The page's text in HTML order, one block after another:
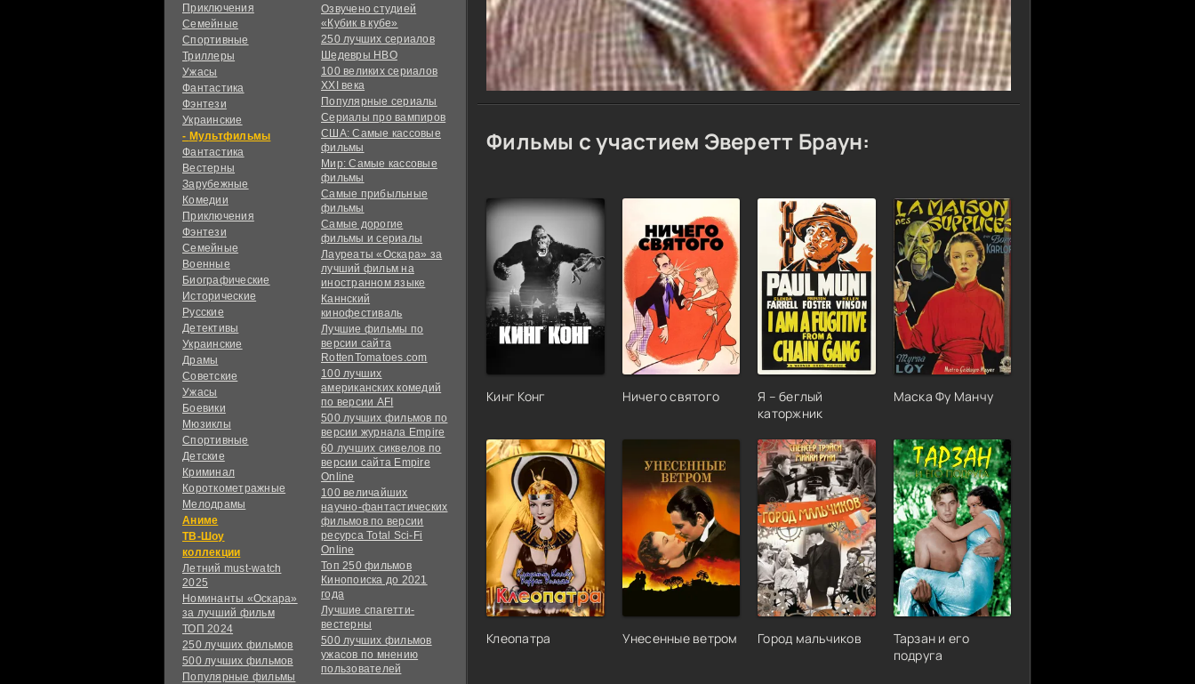
Приключения
Семейные
Спортивные
Триллеры
Ужасы
Фантастика
Фэнтези
Украинcкие
Мультфильмы
Фантастика
Вестерны
Зарубежные
Комедии
Приключения
Фэнтези
Семейные
Военные
Биографические
Исторические
Русские
Детективы
Украинские
Драмы
Советские
Ужасы
Боевики
Мюзиклы
Спортивные
Детские
Криминал
Короткометражные
Мелодрамы
Аниме
ТВ-Шоу
коллекции
Летний must-watch
2025
Номинанты «Оскара»
за лучший фильм
ТОП 2024
250 лучших фильмов
500 лучших фильмов
Популярные фильмы
Озвучено студией
«Кубик в кубе»
250 лучших сериалов
Шедевры HBO
100 великих сериалов
XXI века
Популярные сериалы
Сериалы про вампиров
США: Самые кассовые
фильмы
Мир: Самые кассовые
фильмы
Самые прибыльные
фильмы
Самые дорогие
фильмы и сериалы
Лауреаты «Оскара» за
лучший фильм на
иностранном языке
Каннский
кинофестиваль
Лучшие фильмы по
версии сайта
RottenTomatoes.com
100 лучших
американских комедий
по версии AFI
500 лучших фильмов по
версии журнала Empire
60 лучших сиквелов по
версии сайта Empire
Online
100 величайших
научно-фантастических
фильмов по версии
ресурса Total Sci-Fi
Online
Топ 250 фильмов
Кинопоиска до 2021
года
Лучшие спагетти-
вестерны
500 лучших фильмов
ужасов по мнению
пользователей
Фильмы с участием Эверетт Браун:
Кинг Конг Ничего святого
Я – беглый
каторжник
Маска Фу Манчу
Клеопатра Унесенные ветром Город мальчиков
Тарзан и его
подруга